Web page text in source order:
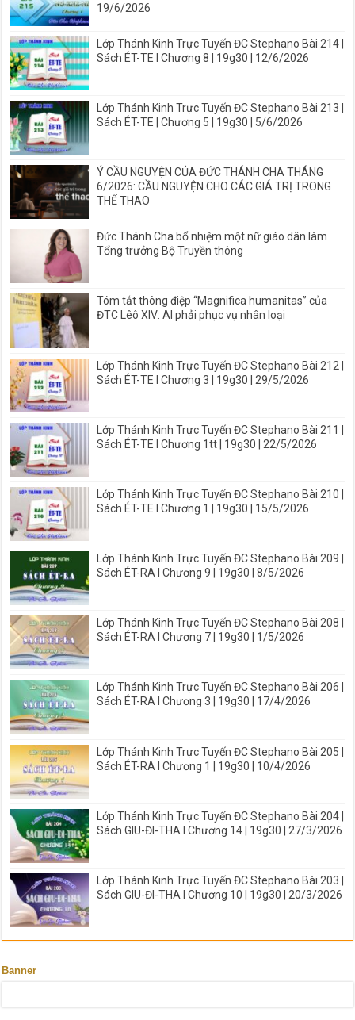
19/6/2026
Lớp Thánh Kinh Trực Tuyến ĐC Stephano Bài 214 |
Sách ÉT-TE I Chương 8 | 19g30 | 12/6/2026
Lớp Thánh Kinh Trực Tuyến ĐC Stephano Bài 213 |
Sách ÉT-TE | Chương 5 | 19g30 | 5/6/2026
Ý CẦU NGUYỆN CỦA ĐỨC THÁNH CHA THÁNG
6/2026: CẦU NGUYỆN CHO CÁC GIÁ TRỊ TRONG
THỂ THAO
Đức Thánh Cha bổ nhiệm một nữ giáo dân làm
Tổng trưởng Bộ Truyền thông
Tóm tắt thông điệp “Magnifica humanitas” của
ĐTC Lêô XIV: AI phải phục vụ nhân loại
Lớp Thánh Kinh Trực Tuyến ĐC Stephano Bài 212 |
Sách ÉT-TE I Chương 3 | 19g30 | 29/5/2026
Lớp Thánh Kinh Trực Tuyến ĐC Stephano Bài 211 |
Sách ÉT-TE I Chương 1tt | 19g30 | 22/5/2026
Lớp Thánh Kinh Trực Tuyến ĐC Stephano Bài 210 |
Sách ÉT-TE I Chương 1 | 19g30 | 15/5/2026
Lớp Thánh Kinh Trực Tuyến ĐC Stephano Bài 209 |
Sách ÉT-RA I Chương 9 | 19g30 | 8/5/2026
Lớp Thánh Kinh Trực Tuyến ĐC Stephano Bài 208 |
Sách ÉT-RA I Chương 7 | 19g30 | 1/5/2026
Lớp Thánh Kinh Trực Tuyến ĐC Stephano Bài 206 |
Sách ÉT-RA I Chương 3 | 19g30 | 17/4/2026
Lớp Thánh Kinh Trực Tuyến ĐC Stephano Bài 205 |
Sách ÉT-RA I Chương 1 | 19g30 | 10/4/2026
Lớp Thánh Kinh Trực Tuyến ĐC Stephano Bài 204 |
Sách GIU-ĐI-THA I Chương 14 | 19g30 | 27/3/2026
Lớp Thánh Kinh Trực Tuyến ĐC Stephano Bài 203 |
Sách GIU-ĐI-THA I Chương 10 | 19g30 | 20/3/2026
Banner